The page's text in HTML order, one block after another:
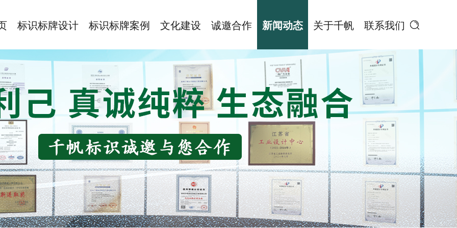
标识标牌设计 标识标牌案例 文化建设 诚邀合作 新闻动态 关于千帆 联系我们